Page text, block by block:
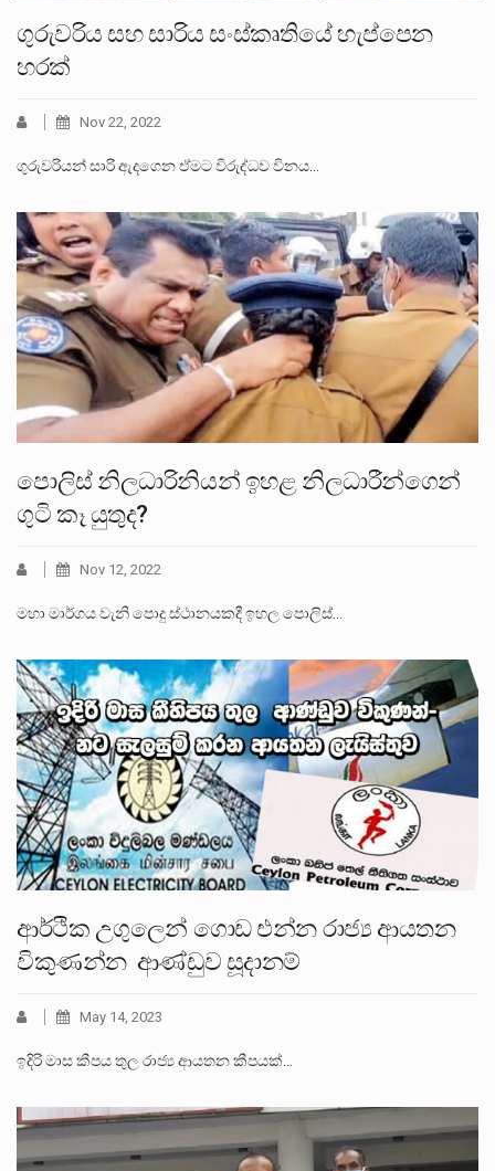
ගුරුවරිය සහ සාරිය සංස්කෘතියේ හැප්පෙන
හරක්
Nov 22, 2022
ගුරුවරියන් සාරි ඇදගෙන ඒමට විරුද්ධව විනය…
පොලිස් නිලධාරිනියන් ඉහළ නිලධාරීන්ගෙන්
ගුටි කෑ යුතුද?
Nov 12, 2022
මහා මාර්ගය වැනි පොදු ස්ථානයකදී ඉහල පොලිස්…
ආර්ථික උගුලෙන් ගොඩ එන්න රාජ්‍ය ආයතන
විකුණන්න ආණ්ඩුව සූදානම්
May 14, 2023
ඉදිරි මාස කීපය තුල රාජ්‍ය ආයතන කීපයක්…